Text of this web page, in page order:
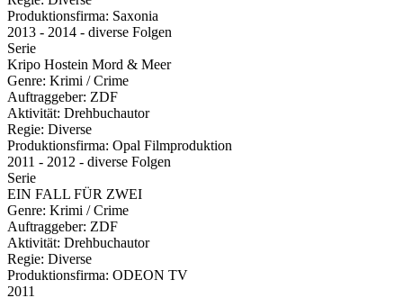
Produktionsfirma: Saxonia
2013 - 2014 - diverse Folgen
Serie
Kripo Hostein Mord & Meer
Genre: Krimi / Crime
Auftraggeber: ZDF
Aktivität: Drehbuchautor
Regie: Diverse
Produktionsfirma: Opal Filmproduktion
2011 - 2012 - diverse Folgen
Serie
EIN FALL FÜR ZWEI
Genre: Krimi / Crime
Auftraggeber: ZDF
Aktivität: Drehbuchautor
Regie: Diverse
Produktionsfirma: ODEON TV
2011